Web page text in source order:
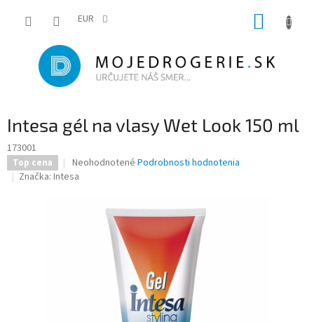
EUR
Intesa gél na vlasy Wet Look 150 ml
173001
Top cena
Priemerné
hodnotenie
hviezdičiek.
Neohodnotené Podrobnosti hodnotenia
Značka: Intesa